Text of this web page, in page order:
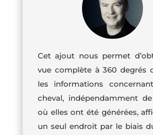
Cet ajout nous permet
vue complète à 360 degrés
les informations
cheval, indépendamment
où elles ont été générées,
un seul endroit par le biais